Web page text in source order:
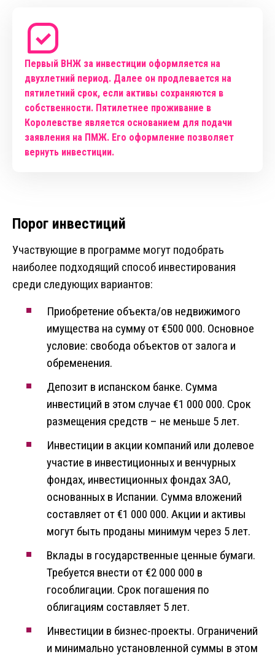
Первый ВНЖ за инвестиции оформляется на
двухлетний период. Далее он продлевается на
пятилетний срок, если активы сохраняются в
собственности. Пятилетнее проживание в
Королевстве является основанием для подачи
заявления на ПМЖ. Его оформление позволяет
вернуть инвестиции.
Порог инвестиций
Участвующие в программе могут подобрать
наиболее подходящий способ инвестирования
среди следующих вариантов:
Приобретение объекта/ов недвижимого
имущества на сумму от €500 000. Основное
условие: свобода объектов от залога и
обременения.
Депозит в испанском банке. Сумма
инвестиций в этом случае €1 000 000. Срок
размещения средств – не меньше 5 лет.
Инвестиции в акции компаний или долевое
участие в инвестиционных и венчурных
фондах, инвестиционных фондах ЗАО,
основанных в Испании. Сумма вложений
составляет от €1 000 000. Акции и активы
могут быть проданы минимум через 5 лет.
Вклады в государственные ценные бумаги.
Требуется внести от €2 000 000 в
гособлигации. Срок погашения по
облигациям составляет 5 лет.
Инвестиции в бизнес-проекты. Ограничений
и минимально установленной суммы в этом